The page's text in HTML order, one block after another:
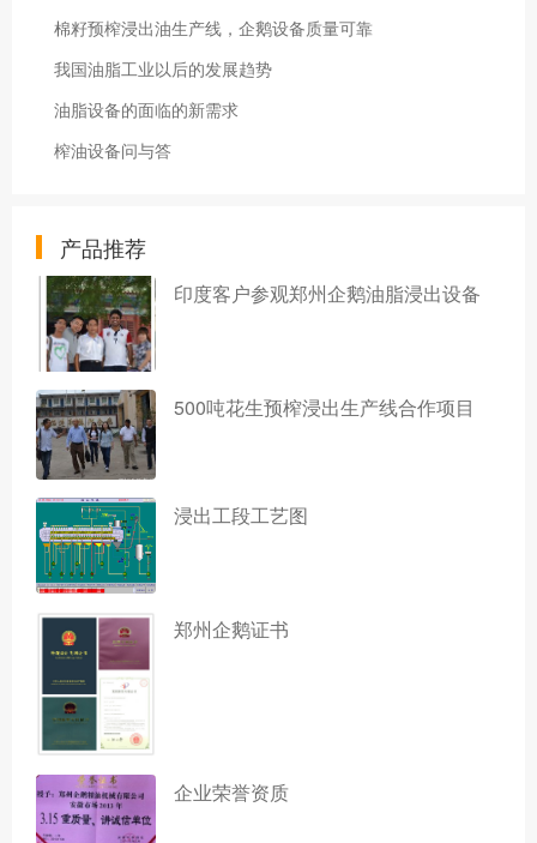
棉籽预榨浸出油生产线，企鹅设备质量可靠
我国油脂工业以后的发展趋势
油脂设备的面临的新需求
榨油设备问与答
产品推荐
印度客户参观郑州企鹅油脂浸出设备
500吨花生预榨浸出生产线合作项目
浸出工段工艺图
郑州企鹅证书
企业荣誉资质